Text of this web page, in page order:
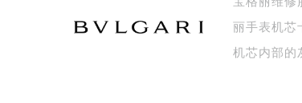
扬州市邗江区国展路29号
盐城市盐都区世纪大道5
泰州市海陵区永定东路
丽手表机芯
机芯内部的